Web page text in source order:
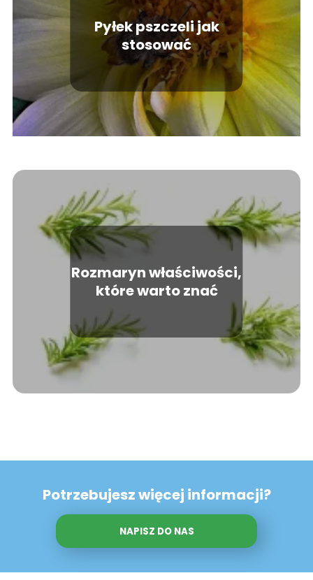
Pyłek pszczeli jak
stosować
Rozmaryn właściwości,
które warto znać
Potrzebujesz więcej informacji?
NAPISZ DO NAS